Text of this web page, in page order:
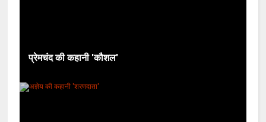
प्रेमचंद की कहानी 'कौशल'